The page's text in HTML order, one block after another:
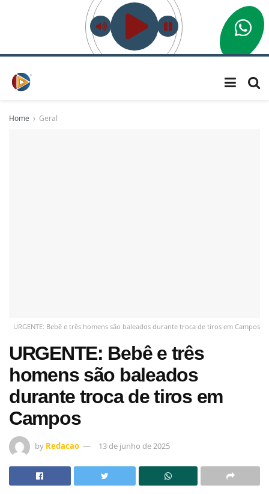
Home Geral
URGENTE: Bebê e três homens são baleados durante troca de tiros em Campos
URGENTE: Bebê e três
homens são baleados
durante troca de tiros em
Campos
by Redacao 13 de junho de 2025